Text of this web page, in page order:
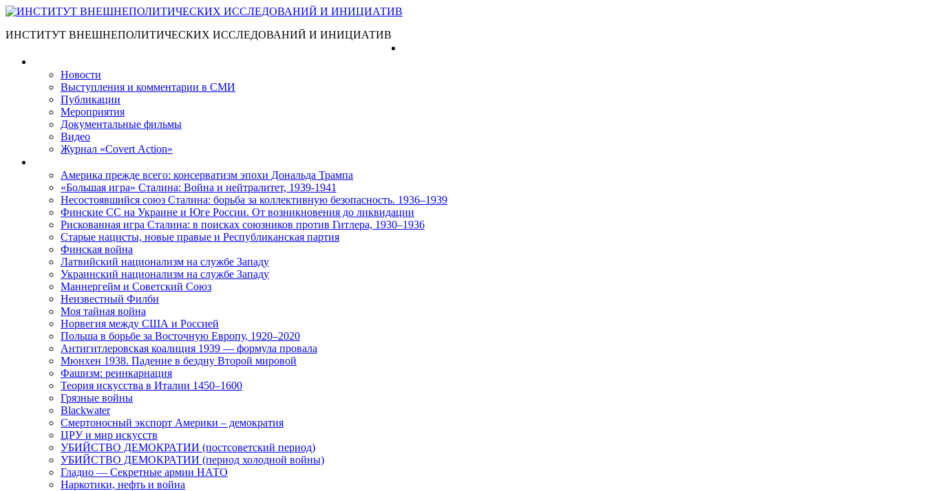
ИНСТИТУТ ВНЕШНЕПОЛИТИЧЕСКИХ ИССЛЕДОВАНИЙ И ИНИЦИАТИВ
Новости
Выступления и коммента­рии в СМИ
Публикации
Мероприятия
Документальные фильмы
Видео
Журнал «Covert Action»
Америка прежде всего: консерватизм эпохи Дональда Трампа
«Большая игра» Сталина: Война и нейтралитет, 1939-1941
Несостоявшийся союз Сталина: борьба за коллективную безопасность. 1936–1939
Финские СС на Украине и Юге России. От возникновения до ликвидации
Рискованная игра Сталина: в поисках союзников против Гитлера, 1930–1936
Старые нацисты, новые правые и Республиканская партия
Финская война
Латвийский национализм на службе Западу
Украинский национализм на службе Западу
Маннергейм и Советский Союз
Неизвестный Филби
Моя тайная война
Норвегия между США и Россией
Польша в борьбе за Восточную Европу, 1920–2020
Антигитлеровская коалиция 1939 — формула провала
Мюнхен 1938. Падение в бездну Второй мировой
Фашизм: реинкарнация
Теория искусства в Италии 1450–1600
Грязные войны
Blackwater
Смертоносный экспорт Америки – демократия
ЦРУ и мир искусств
УБИЙСТВО ДЕМОКРАТИИ (постсоветский период)
УБИЙСТВО ДЕМОКРАТИИ (период холодной войны)
Гладио — Секретные армии НАТО
Наркотики, нефть и война